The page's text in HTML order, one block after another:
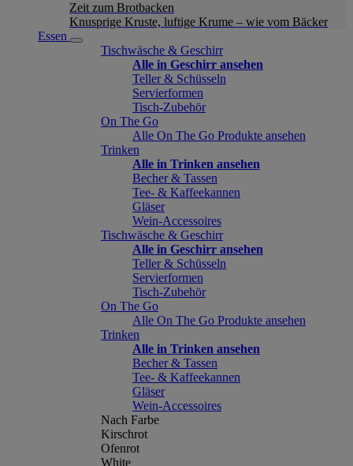
Zeit zum Brotbacken
Knusprige Kruste, luftige Krume – wie vom Bäcker
Essen
Tischwäsche & Geschirr
Alle in Geschirr ansehen
Teller & Schüsseln
Servierformen
Tisch-Zubehör
On The Go
Alle On The Go Produkte ansehen
Trinken
Alle in Trinken ansehen
Becher & Tassen
Tee- & Kaffeekannen
Gläser
Wein-Accessoires
Tischwäsche & Geschirr
Alle in Geschirr ansehen
Teller & Schüsseln
Servierformen
Tisch-Zubehör
On The Go
Alle On The Go Produkte ansehen
Trinken
Alle in Trinken ansehen
Becher & Tassen
Tee- & Kaffeekannen
Gläser
Wein-Accessoires
Nach Farbe
Kirschrot
Ofenrot
White